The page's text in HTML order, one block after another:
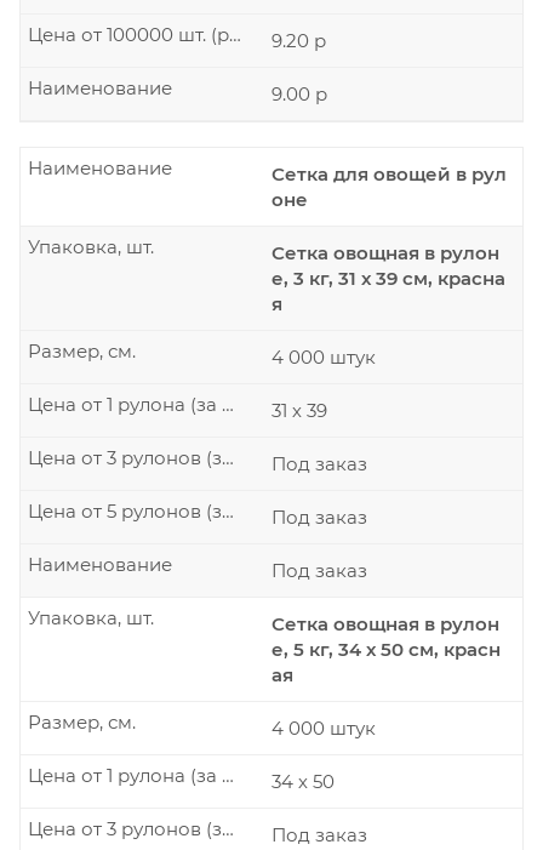
9.20 р
Цена от 100000 шт. (р./шт.)
9.00 р
Наименование
Сетка для овощей в рул
оне
Наименование
Сетка овощная в рулон
е, 3 кг, 31 х 39 см, красна
я
Упаковка, шт.
4 000 штук
Размер, см.
31 х 39
Цена от 1 рулона (за рулон)
Под заказ
Цена от 3 рулонов (за рулон)
Под заказ
Цена от 5 рулонов (за рулон)
Под заказ
Наименование
Сетка овощная в рулон
е, 5 кг, 34 х 50 см, красн
ая
Упаковка, шт.
4 000 штук
Размер, см.
34 х 50
Цена от 1 рулона (за рулон)
Под заказ
Цена от 3 рулонов (за рулон)